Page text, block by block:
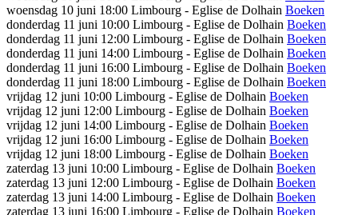
woensdag 10 juni 18:00 Limbourg - Eglise de Dolhain Boeken
donderdag 11 juni 10:00 Limbourg - Eglise de Dolhain Boeken
donderdag 11 juni 12:00 Limbourg - Eglise de Dolhain Boeken
donderdag 11 juni 14:00 Limbourg - Eglise de Dolhain Boeken
donderdag 11 juni 16:00 Limbourg - Eglise de Dolhain Boeken
donderdag 11 juni 18:00 Limbourg - Eglise de Dolhain Boeken
vrijdag 12 juni 10:00 Limbourg - Eglise de Dolhain Boeken
vrijdag 12 juni 12:00 Limbourg - Eglise de Dolhain Boeken
vrijdag 12 juni 14:00 Limbourg - Eglise de Dolhain Boeken
vrijdag 12 juni 16:00 Limbourg - Eglise de Dolhain Boeken
vrijdag 12 juni 18:00 Limbourg - Eglise de Dolhain Boeken
zaterdag 13 juni 10:00 Limbourg - Eglise de Dolhain Boeken
zaterdag 13 juni 12:00 Limbourg - Eglise de Dolhain Boeken
zaterdag 13 juni 14:00 Limbourg - Eglise de Dolhain Boeken
zaterdag 13 juni 16:00 Limbourg - Eglise de Dolhain Boeken